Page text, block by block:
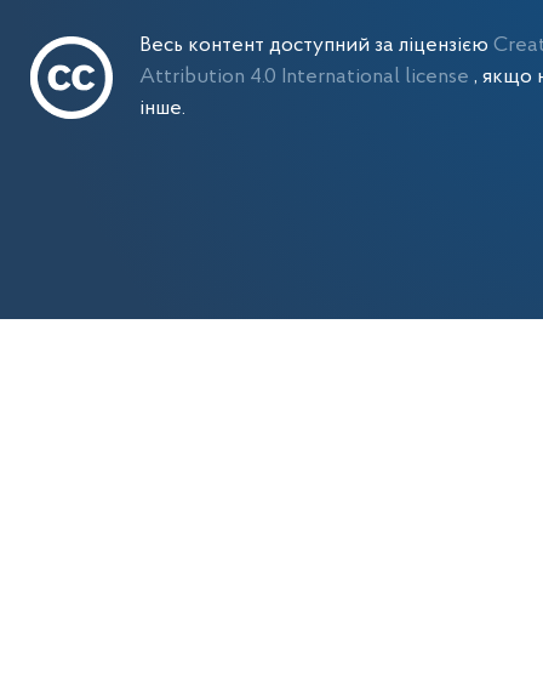
Весь контент доступний за ліцензією
Attribution 4.0 International license , якщо
інше.